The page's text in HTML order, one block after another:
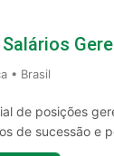
• Brasil
de posições
de sucessão e